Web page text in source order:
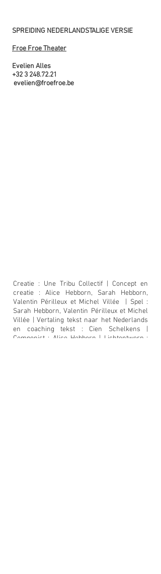
SPREIDING NEDERLANDSTALIGE VERSIE
Froe Froe Theater
Evelien Alles
+32 3 248.72.21
evelien@froefroe.be
Creatie : Une Tribu Collectif | Concept en
creatie : Alice Hebborn, Sarah Hebborn,
Valentin Périlleux et Michel Villée | Spel :
Sarah Hebborn, Valentin Périlleux et Michel
Villée | Vertaling tekst naar het Nederlands
en coaching tekst : Cien Schelkens |
Componist : Alice Hebborn | Lichtontwerp :